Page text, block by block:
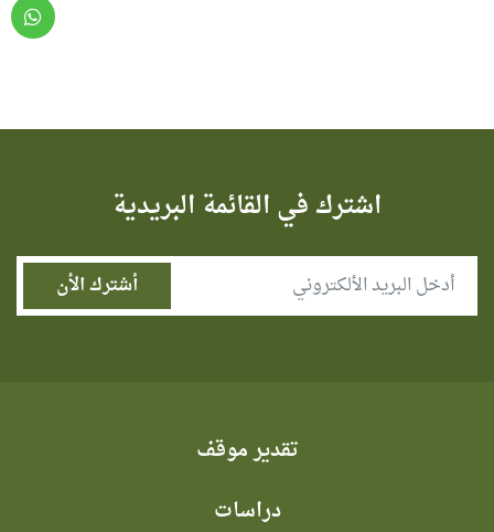
اشترك في القائمة البريدية
تقدير موقف
دراسات